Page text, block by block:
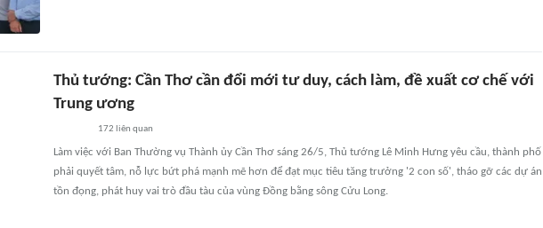
Thủ tướng: Cần Thơ cần đổi mới tư duy, cách làm, đề xuất cơ chế với
Trung ương
172 liên quan
Làm việc với Ban Thường vụ Thành ủy Cần Thơ sáng 26/5, Thủ tướng Lê Minh Hưng yêu cầu, thành phố
phải quyết tâm, nỗ lực bứt phá mạnh mẽ hơn để đạt mục tiêu tăng trưởng '2 con số', tháo gỡ các dự án
tồn đọng, phát huy vai trò đầu tàu của vùng Đồng bằng sông Cửu Long.